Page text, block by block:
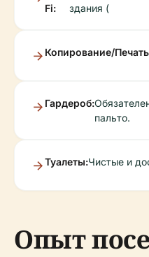
Fi:
здания (
Копирование/
Гардероб:
пальто.
Туалеты:Чистые и
Опыт